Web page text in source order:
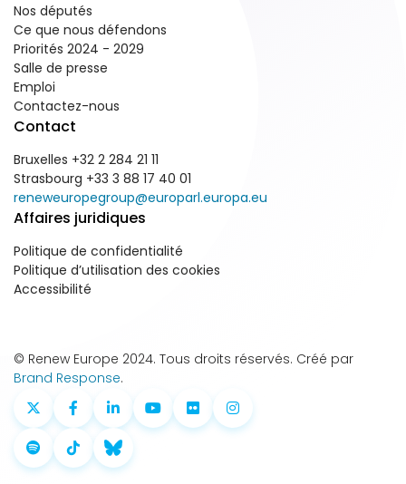
Nos députés
Ce que nous défendons
Priorités 2024 - 2029
Salle de presse
Emploi
Contactez-nous
Contact
Bruxelles +32 2 284 21 11
Strasbourg +33 3 88 17 40 01
reneweuropegroup@europarl.europa.eu
Affaires juridiques
Politique de confidentialité
Politique d’utilisation des cookies
Accessibilité
© Renew Europe 2024. Tous droits réservés. Créé par
Brand Response.